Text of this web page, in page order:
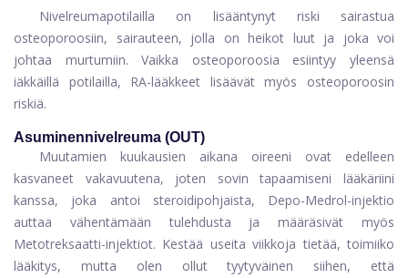
Nivelreumapotilailla on lisääntynyt riski sairastua
osteoporoosiin, sairauteen, jolla on heikot luut ja joka voi
johtaa murtumiin. Vaikka osteoporoosia esiintyy yleensä
iäkkäillä potilailla, RA-lääkkeet lisäävät myös osteoporoosin
riskiä.
Asuminennivelreuma (OUT)
Muutamien kuukausien aikana oireeni ovat edelleen
kasvaneet vakavuutena, joten sovin tapaamiseni lääkäriini
kanssa, joka antoi steroidipohjaista,
Depo-Medrol-injektio
auttaa vähentämään tulehdusta ja määräsivät myös
Metotreksaatti-injektiot. Kestää useita viikkoja tietää, toimiiko
lääkitys, mutta olen ollut tyytyväinen siihen, että